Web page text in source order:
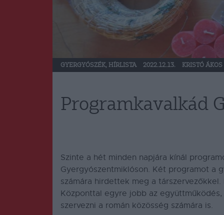
GYERGYÓSZÉK, HÍRLISTA 2022.12.13. KRISTÓ ÁKOS
Programkavalkád
Szinte a hét minden napjára kínál
Gyergyószentmiklóson. Két programot a
számára hirdettek meg a társzervezőkkel.
Központtal egyre jobb az
szervezni a román közösség számára is.